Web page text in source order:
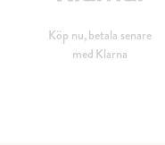
Köp nu, betala senare
med Klarna